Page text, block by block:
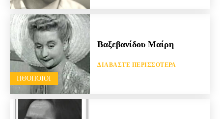
HΘΟΠΟΙΟΊ
Βαξεβανίδου Μαίρη
ΔΙΑΒΆΣΤΕ ΠΕΡΙΣΣΌΤΕΡΑ